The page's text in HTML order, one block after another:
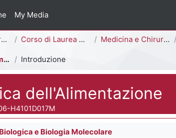
My Media
Area Medica, Chirurgica e dei Servizi Clinici Corso di Laurea Magistrale a Ciclo Unico (6 anni) Medicina e Chirurgia [H4103D - H4101D]
Biochimica dell'Alimentazione Introduzione
dell'Alimentazione
corso
H4101D017M
e Biologia Molecolare